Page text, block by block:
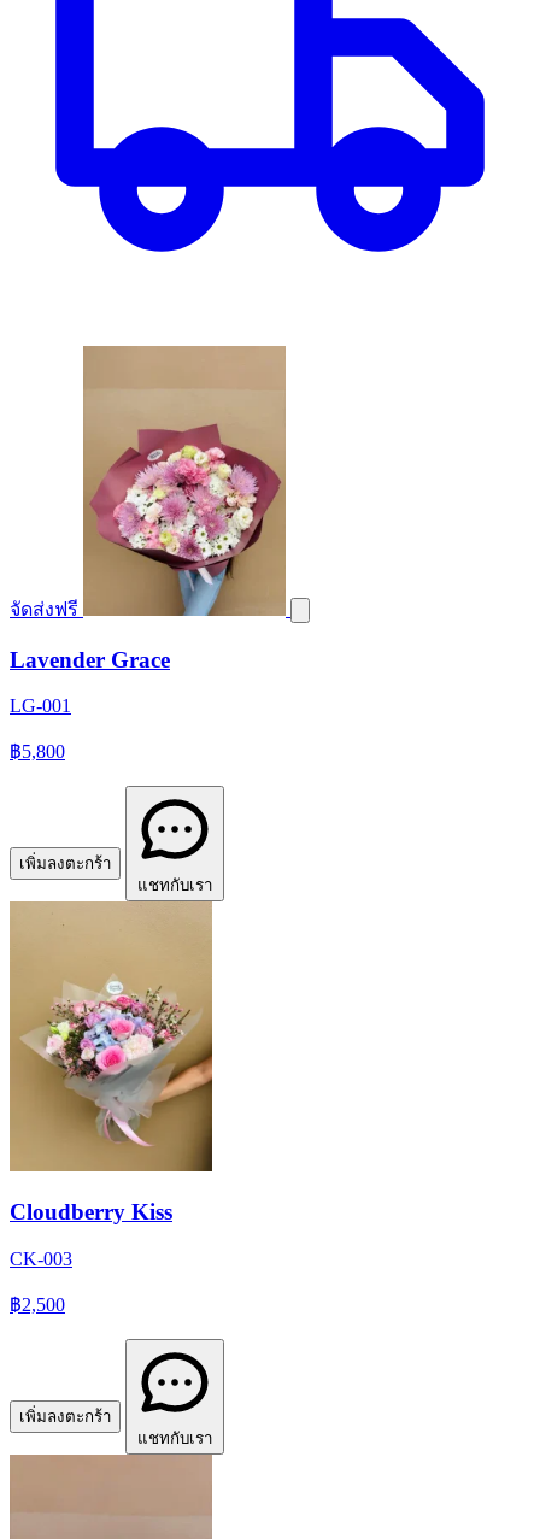
จัดส่งฟรี
Lavender Grace
LG-001
฿5,800
เพิ่มลงตะกร้า
แชทกับเรา
Cloudberry Kiss
CK-003
฿2,500
เพิ่มลงตะกร้า
แชทกับเรา